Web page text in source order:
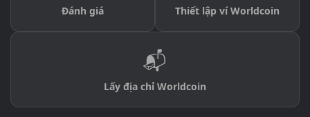
Đánh giá Thiết lập ví Worldcoin
📬
Lấy địa chỉ Worldcoin